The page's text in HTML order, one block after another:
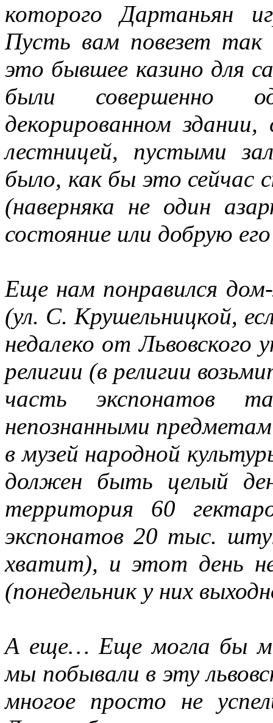
которого Дартаньян
Пусть вам повезет
это бывшее казино для
были совершенно
декорированном
лестницей, пустыми
было, как бы это сейчас
(наверняка не один
состояние или добрую
Еще нам понравился
(ул. С. Крушельницкой,
недалеко от Львовского
религии (в религии
часть экспонатов
непознанными
в музей народной
должен быть целый
территория 60
экспонатов 20 тыс.
хватит), и этот день
(понедельник у них
А еще… Еще могла бы
мы побывали в эту
многое просто не